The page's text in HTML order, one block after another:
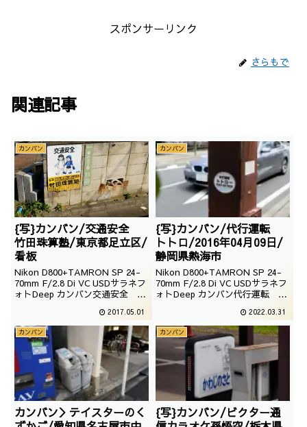
スポンサーリンク
さらもで
関連記事
カンバン
{写}カンバン/交通安全
竹田珠算塾/東京都足立区/
看板
Nikon D800+TAMRON SP 24-
70mm F/2.8 Di VC USDサラネフ
ォトDeep カンバン交通安全 竹
2017.05.01
カンバン
{写}カンバン/代行運転
トトロ/2016年04月09日/
静岡県熱海市
Nikon D800+TAMRON SP 24-
70mm F/2.8 Di VC USDサラネフ
ォトDeep カンバン代行運転 ト
2022.03.31
カンバン
カンバン＞テイスターのく
カンバン
{写}カンバン/ビクター通